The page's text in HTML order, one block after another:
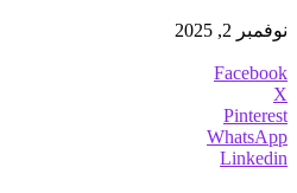
نوفمبر 2, 2025
Facebook
X
Pinterest
WhatsApp
Linkedin